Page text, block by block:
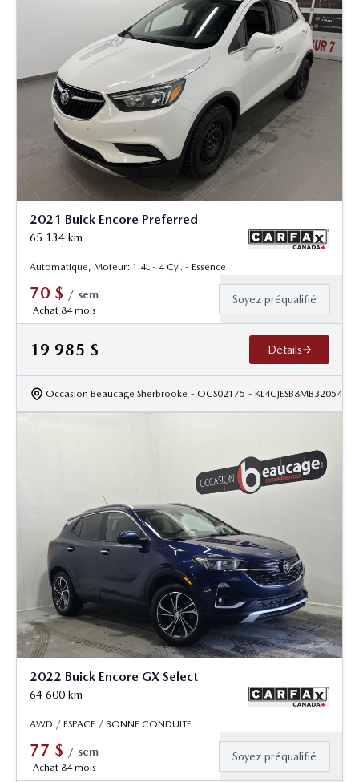
2021 Buick Encore Preferred
65 134 km
Automatique, Moteur: 1.4L - 4 Cyl. - Essence
70 $ / sem
Achat 84 mois
Soyez préqualifié
19 985 $ Détails
Occasion Beaucage Sherbrooke - OCS02175 - KL4CJESB8MB320547
2022 Buick Encore GX Select
64 600 km
AWD / ESPACE / BONNE CONDUITE
77 $ / sem
Achat 84 mois
Soyez préqualifié